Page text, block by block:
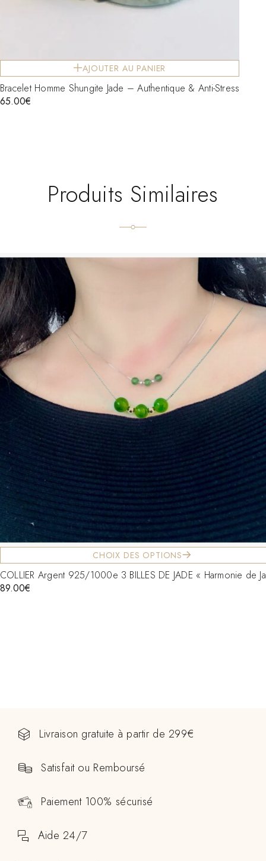
AJOUTER AU PANIER
Bracelet Homme Shungite Jade – Authentique & Anti-Stress
65.00€
Produits Similaires
CHOIX DES OPTIONS
COLLIER Argent 925/1000e 3 BILLES DE JADE « Harmonie de
89.00€
Livraison gratuite à partir de 299€
Satisfait ou Remboursé
Paiement 100% sécurisé
Aide 24/7